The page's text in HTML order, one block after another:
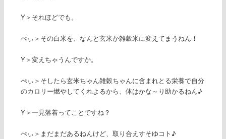
Y＞それほどでも。
ぺぃ＞その白米を、なんと玄米か雑穀米に変えてまうねん！
Y＞変えちゃうんですか。
ぺぃ＞そしたら玄米ちゃん雑穀ちゃんに含まれとる栄養で自分
のカロリー燃やしてくれよるから、体はかな～り助かるねん♪
Y＞一見落着ってことですね？
ぺぃ＞まだまだあるねんけど、取り合えすそゆコト♪